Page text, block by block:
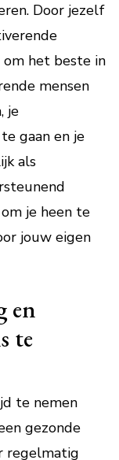
Door jezelf
om het beste in
mensen
je
gaan en je
als
je heen te
jouw eigen
en
te
te nemen
gezonde
regelmatig